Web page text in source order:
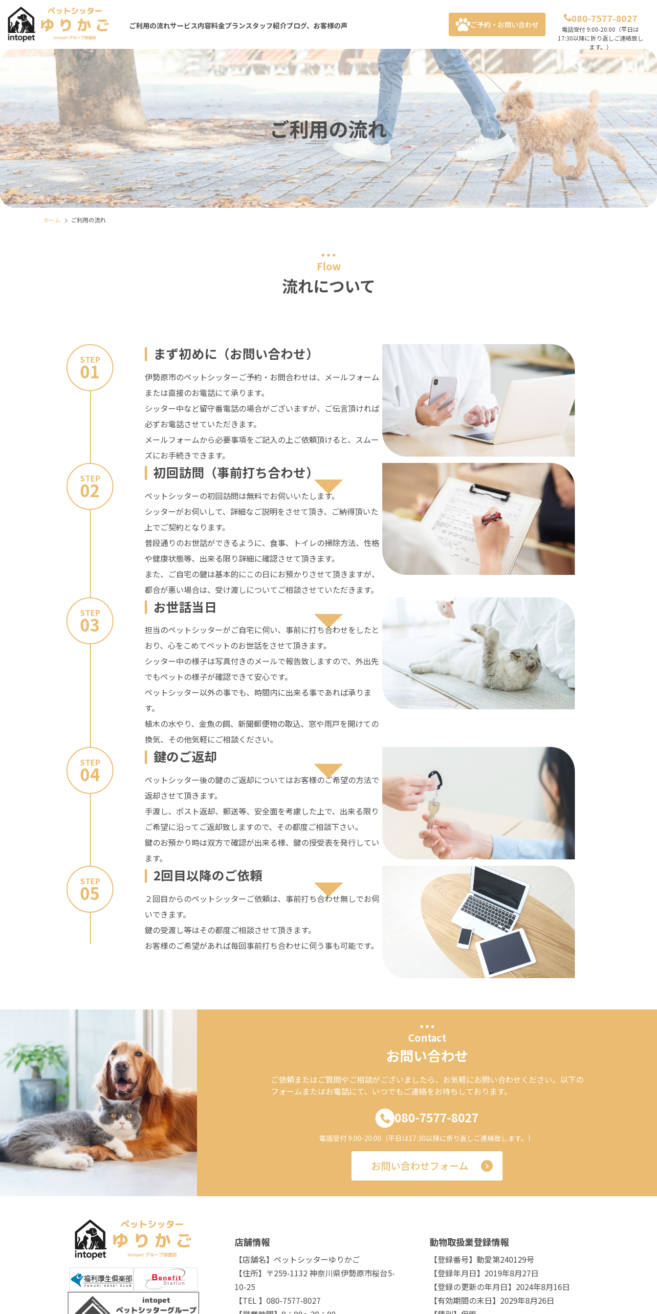
ご利用の流れサービス内容料金プランスタッフ紹介ブログ、お客様の声 ご予約・お問い合わせ 080-7577-8027
電話受付 9:00-20:00（平日は
17:30以降に折り返しご連絡致し
ます。）
ご利用の流れ
ホーム ご利用の流れ
Flow
流れについて
STEP
01
まず初めに（お問い合わせ）
伊勢原市のペットシッターご予約・お問合わせは、メールフォーム
または直接のお電話にて承ります。
シッター中など留守番電話の場合がございますが、ご伝言頂ければ
必ずお電話させていただきます。
メールフォームから必要事項をご記入の上ご依頼頂けると、スムー
ズにお手続きできます。
STEP
02
初回訪問（事前打ち合わせ）
ペットシッターの初回訪問は無料でお伺いいたします。
シッターがお伺いして、詳細なご説明をさせて頂き、ご納得頂いた
上でご契約となります。
普段通りのお世話ができるように、食事、トイレの掃除方法、性格
や健康状態等、出来る限り詳細に確認させて頂きます。
また、ご自宅の鍵は基本的にこの日にお預かりさせて頂きますが、
都合が悪い場合は、受け渡しについてご相談させていただきます。
STEP
03
お世話当日
担当のペットシッターがご自宅に伺い、事前に打ち合わせをしたと
おり、心をこめてペットのお世話をさせて頂きます。
シッター中の様子は写真付きのメールで報告致しますので、外出先
でもペットの様子が確認できて安心です。
ペットシッター以外の事でも、時間内に出来る事であれば承りま
す。
植木の水やり、金魚の餌、新聞郵便物の取込、窓や雨戸を開けての
換気、その他気軽にご相談ください。
STEP
04
鍵のご返却
ペットシッター後の鍵のご返却についてはお客様のご希望の方法で
返却させて頂きます。
手渡し、ポスト返却、郵送等、安全面を考慮した上で、出来る限り
ご希望に沿ってご返却致しますので、その都度ご相談下さい。
鍵のお預かり時は双方で確認が出来る様、鍵の授受表を発行してい
ます。
STEP
05
2回目以降のご依頼
２回目からのペットシッターご依頼は、事前打ち合わせ無しでお伺
いできます。
鍵の受渡し等はその都度ご相談させて頂きます。
お客様のご希望があれば毎回事前打ち合わせに伺う事も可能です。
Contact
お問い合わせ
ご依頼またはご質問やご相談がございましたら、お気軽にお問い合わせください。以下の
フォームまたはお電話にて、いつでもご連絡をお待ちしております。
080-7577-8027
電話受付 9:00-20:00（平日は17:30以降に折り返しご連絡致します。）
お問い合わせフォーム
店舗情報
【店舗名】ペットシッターゆりかご
【住所】〒259-1132 神奈川県伊勢原市桜台5-
10-25
【TEL 】080-7577-8027
動物取扱業登録情報
【登録番号】動愛第240129号
【登録年月日】2019年8月27日
【登録の更新の年月日】2024年8月16日
【有効期間の末日】2029年8月26日